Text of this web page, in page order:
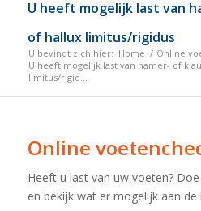
U heeft mogelijk last van
of hallux limitus/rigidus
U bevindt zich hier: Home / Online
U heeft mogelijk last van hamer- of
limitus/rigid...
Online
Heeft u last van uw voeten?
en bekijk wat er mogelijk aan de